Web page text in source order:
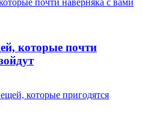
которые почти